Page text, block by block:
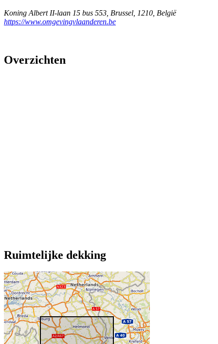
Koning Albert II-laan 15 bus 553 Brussel 1210 België
https://www.omgevingvlaanderen.be
Overzichten
Ruimtelijke dekking